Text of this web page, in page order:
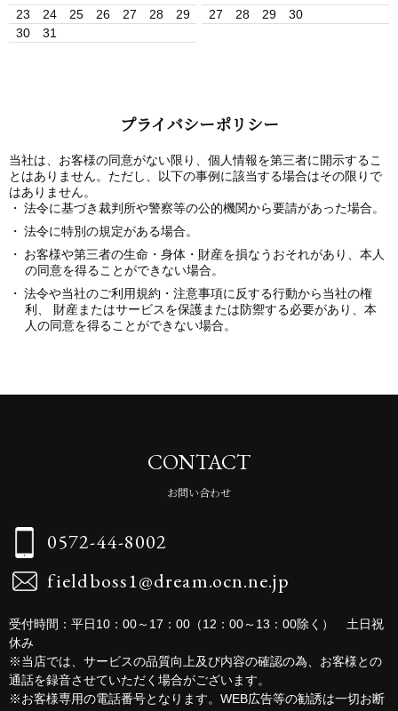
23
24 25 26 27 28
29
30
31
27
28 29 30
プライバシーポリシー
当社は、お客様の同意がない限り、個人情報を第三者に開示するこ
とはありません。ただし、以下の事例に該当する場合はその限りで
はありません。
法令に基づき裁判所や警察等の公的機関から要請があった場合。
法令に特別の規定がある場合。
お客様や第三者の生命・身体・財産を損なうおそれがあり、本人
の同意を得ることができない場合。
法令や当社のご利用規約・注意事項に反する行動から当社の権
利、 財産またはサービスを保護または防禦する必要があり、本
人の同意を得ることができない場合。
CONTACT
お問い合わせ
0572-44-8002
fieldboss1@dream.ocn.ne.jp
受付時間：平日10：00～17：00（12：00～13：00除く） 土日祝
休み
※当店では、サービスの品質向上及び内容の確認の為、お客様との
通話を録音させていただく場合がございます。
※お客様専用の電話番号となります。WEB広告等の勧誘は一切お断